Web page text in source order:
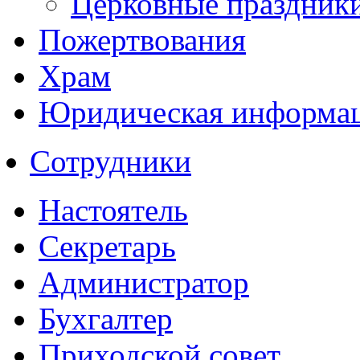
Пожертвования
Храм
Юридическая
Сотрудники
Настоятель
Секретарь
Администратор
Бухгалтер